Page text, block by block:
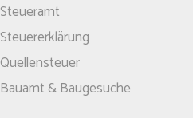
Steueramt
Steuererklärung
Quellensteuer
Bauamt & Baugesuche